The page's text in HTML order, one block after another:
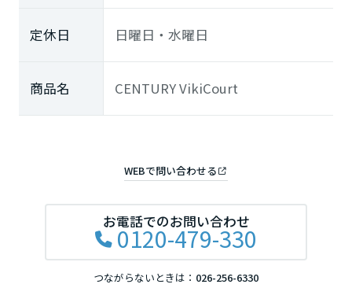
定休日 日曜日・水曜日
商品名 CENTURY VikiCourt
WEBで問い合わせる
お電話でのお問い合わせ
0120-479-330
つながらないときは： 026-256-6330
中国・四国エリア
島根県